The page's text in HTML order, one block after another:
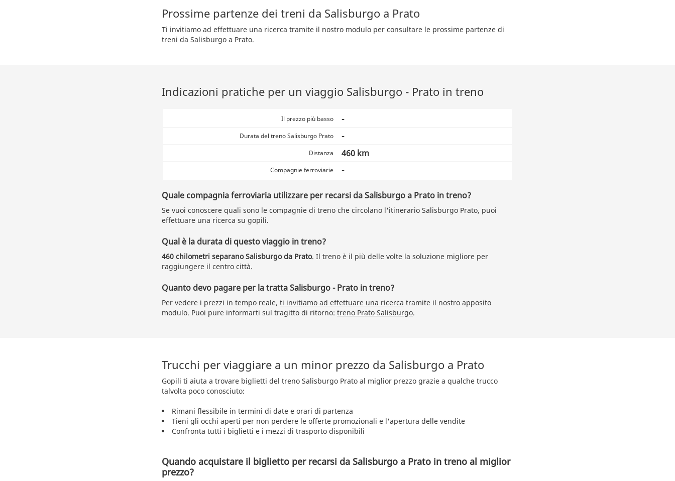
Prossime partenze dei treni da Salisburgo a Prato
Ti invitiamo ad effettuare una ricerca tramite il nostro modulo per consultare le prossime partenze di
treni da Salisburgo a Prato.
Indicazioni pratiche per un viaggio Salisburgo - Prato in treno
Il prezzo più basso -
Durata del treno Salisburgo Prato -
Distanza 460 km
Compagnie ferroviarie -
Quale compagnia ferroviaria utilizzare per recarsi da Salisburgo a Prato in treno?
Se vuoi conoscere quali sono le compagnie di treno che circolano l'itinerario Salisburgo Prato, puoi
effettuare una ricerca su gopili.
Qual è la durata di questo viaggio in treno?
460 chilometri separano Salisburgo da Prato. Il treno è il più delle volte la soluzione migliore per
raggiungere il centro città.
Quanto devo pagare per la tratta Salisburgo - Prato in treno?
Per vedere i prezzi in tempo reale, ti invitiamo ad effettuare una ricerca tramite il nostro apposito
modulo. Puoi pure informarti sul tragitto di ritorno: treno Prato Salisburgo.
Trucchi per viaggiare a un minor prezzo da Salisburgo a Prato
Gopili ti aiuta a trovare biglietti del treno Salisburgo Prato al miglior prezzo grazie a qualche trucco
talvolta poco conosciuto:
Rimani flessibile in termini di date e orari di partenza
Tieni gli occhi aperti per non perdere le offerte promozionali e l'apertura delle vendite
Confronta tutti i biglietti e i mezzi di trasporto disponibili
Quando acquistare il biglietto per recarsi da Salisburgo a Prato in treno al miglior
prezzo?